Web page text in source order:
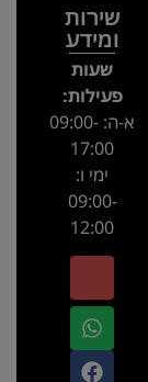
שירות
ומידע
שעות
פעילות:
א-ה: 09:00-
17:00
ימי ו:
09:00-
12:00